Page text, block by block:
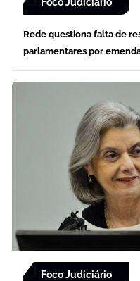
Rede questiona falta de
parlamentares por
Foco Judiciário